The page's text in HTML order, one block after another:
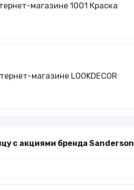
магазине 1001 Краска
магазине LOOKDECOR
с акциями бренда Sanderson